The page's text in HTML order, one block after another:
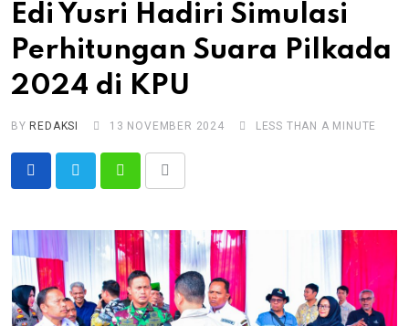
PENDIDIKAN
Edi Yusri Hadiri Simulasi
Perhitungan Suara Pilkada
2024 di KPU
BY REDAKSI 13 NOVEMBER 2024 LESS THAN A MINUTE
WhatsappShare
Email